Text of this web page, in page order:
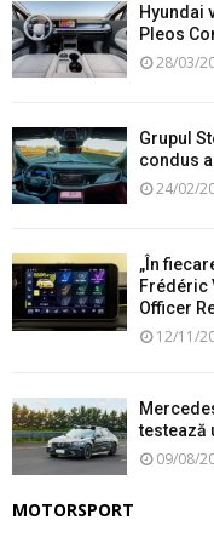
Hyundai
Pleos
28/03/
Grupul
condus
24/02/
„În
Frédéric
Officer
12/11/
testează
09/08/
MOTORSPORT